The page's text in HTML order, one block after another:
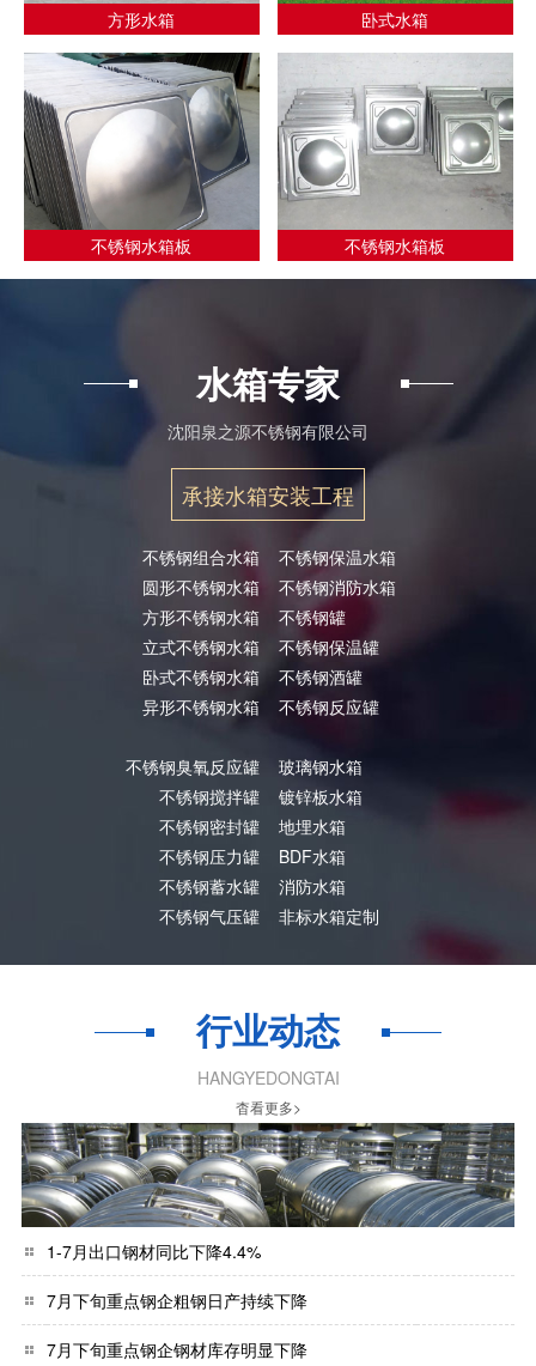
方形水箱 卧式水箱
不锈钢水箱板 不锈钢水箱板
水箱专家
沈阳泉之源不锈钢有限公司
承接水箱安装工程
不锈钢组合水箱
圆形不锈钢水箱
方形不锈钢水箱
立式不锈钢水箱
卧式不锈钢水箱
异形不锈钢水箱
不锈钢臭氧反应罐
不锈钢搅拌罐
不锈钢密封罐
不锈钢压力罐
不锈钢蓄水罐
不锈钢气压罐
不锈钢保温水箱
不锈钢消防水箱
不锈钢罐
不锈钢保温罐
不锈钢酒罐
不锈钢反应罐
玻璃钢水箱
镀锌板水箱
地埋水箱
BDF水箱
消防水箱
非标水箱定制
行业动态
HANGYEDONGTAI
杳看更多>
1-7月出口钢材同比下降4.4%
7月下旬重点钢企粗钢日产持续下降
7月下旬重点钢企钢材库存明显下降